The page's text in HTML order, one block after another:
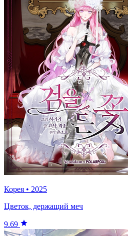
Корея • 2025
Цветок, держащий меч
9.69